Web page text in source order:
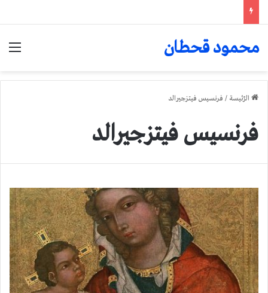
محمود قحطان
الرّئيسة / فرنسيس فيتزجيرالد
فرنسيس فيتزجيرالد